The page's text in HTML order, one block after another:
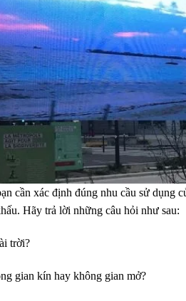
cần xác định đúng nhu cầu sử dụng
Hãy trả lời những câu hỏi như sau:
trời?
gian kín hay không gian mở?